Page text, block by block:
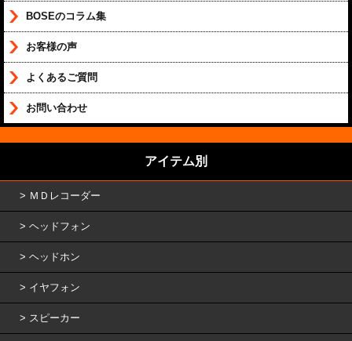
BOSEのコラム集
お客様の声
よくあるご質問
お問い合わせ
アイテム別
ＭＤレコーダー
ヘッドフォン
ヘッドホン
イヤフォン
スピーカー